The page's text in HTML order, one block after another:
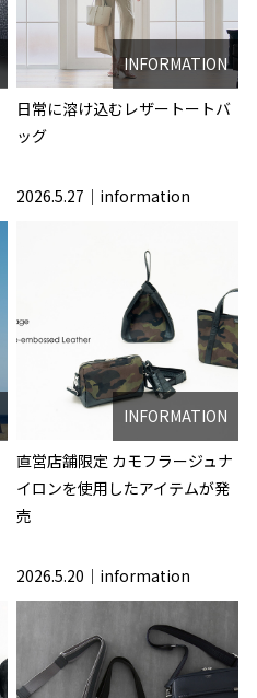
INFORMATION
日常に溶け込むレザートートバ
ッグ
2026.5.27 information
INFORMATION
直営店舗限定 カモフラージュナ
イロンを使用したアイテムが発
売
2026.5.20 information